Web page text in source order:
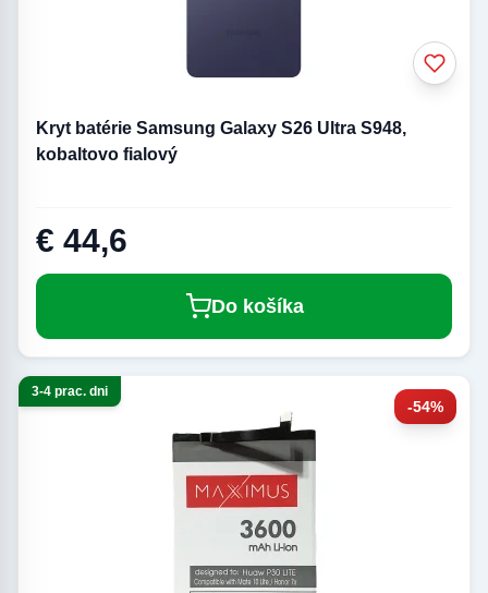
Kryt batérie Samsung Galaxy S26 Ultra S948,
kobaltovo fialový
€ 44,6
Do košíka
-54%
3-4 prac. dni